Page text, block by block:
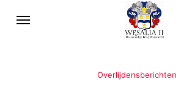
Overlijdensberichten